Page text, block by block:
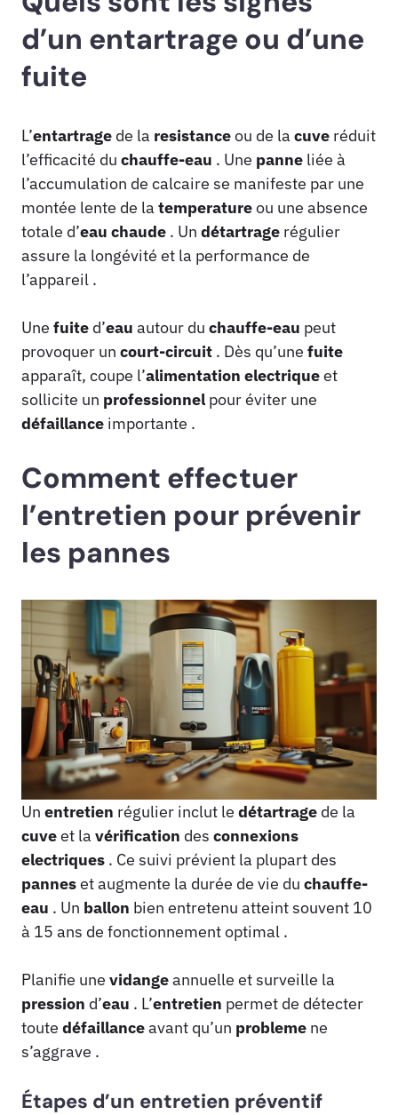
d’un entartrage ou d’une
fuite
L’entartrage de la resistanceou de la cuve réduit
l’efficacité du chauffe-eau . Une panne liée à
l’accumulation de calcaire se manifeste par une
montée lente de la temperatureou une absence
totale d’eau chaude . Un détartrage régulier
assure la longévité et la performance de
l’appareil .
Une fuite d’eau autour du chauffe-eau peut
provoquer un court-circuit . Dès qu’une fuite
apparaît, coupe l’alimentation electriqueet
sollicite un professionnel pour éviter une
défaillance importante .
Comment effectuer
l’entretien pour prévenir
les pannes
Un entretien régulier inclut le détartrage de la
cuveet la vérification des connexions
electriques . Ce suivi prévient la plupart des
panneset augmente la durée de vie du chauffe-
eau . Un ballon bien entretenu atteint souvent 10
à 15 ans de fonctionnement optimal .
Planifie une vidangeannuelle et surveille la
pression d’eau . L’entretien permet de détecter
toute défaillanceavant qu’un probleme ne
s’aggrave .
Étapes d’un entretien préventif